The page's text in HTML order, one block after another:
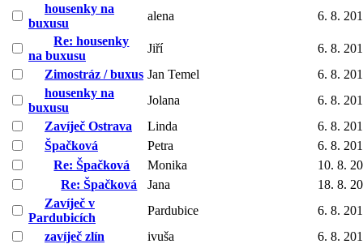
housenky na
buxusu
alena
6. 8.
Re: housenky
na buxusu
Jiří
6. 8.
Zimostráz / buxus Jan Temel
6. 8.
housenky na
buxusu
Jolana
6. 8.
Zavíječ Ostrava
Linda
6. 8.
Špačková
Petra
6. 8.
Re: Špačková
Monika
10. 8.
Re: Špačková
Jana
18. 8.
Zavíječ v
Pardubicích
Pardubice
6. 8.
zavíječ zlín
ivuša
6. 8.